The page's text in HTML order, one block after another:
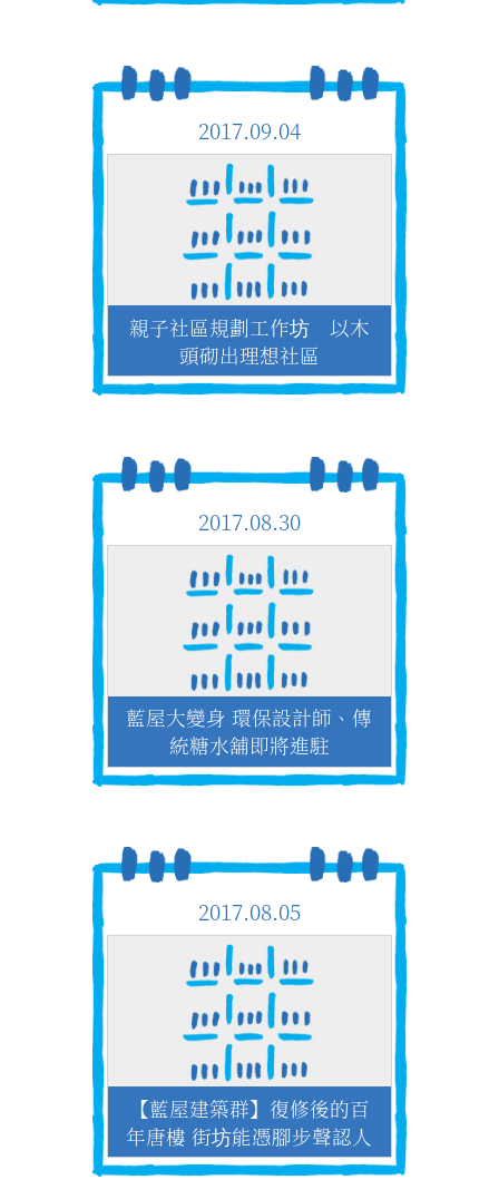
2017.09.04
親子社區規劃工作坊 以木
頭砌出理想社區
2017.08.30
藍屋大變身 環保設計師、傳
統糖水舖即將進駐
2017.08.05
【藍屋建築群】復修後的百
年唐樓 街坊能憑腳步聲認人